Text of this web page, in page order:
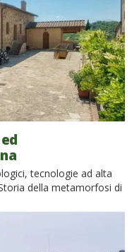
tecnologie ad alta
della metamorfosi di
Valle Del Chianti.
è splendido, ma